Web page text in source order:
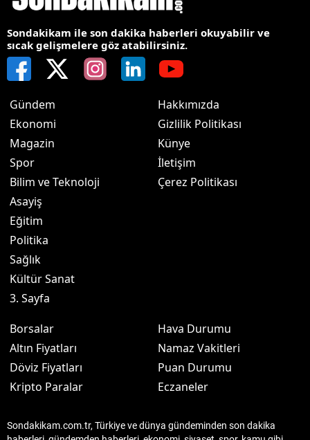
Sondakikam ile son dakika haberleri okuyabilir ve
sıcak gelişmelere göz atabilirsiniz.
Gündem
Ekonomi
Magazin
Spor
Bilim ve Teknoloji
Asayiş
Eğitim
Politika
Sağlık
Kültür Sanat
3. Sayfa
Hakkımızda
Gizlilik Politikası
Künye
İletişim
Çerez Politikası
Borsalar
Altın Fiyatları
Döviz Fiyatları
Kripto Paralar
Hava Durumu
Namaz Vakitleri
Puan Durumu
Eczaneler
Sondakikam.com.tr, Türkiye ve dünya gündeminden son dakika